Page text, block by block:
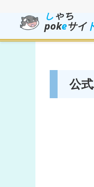
しゃち
pokeサイ
公